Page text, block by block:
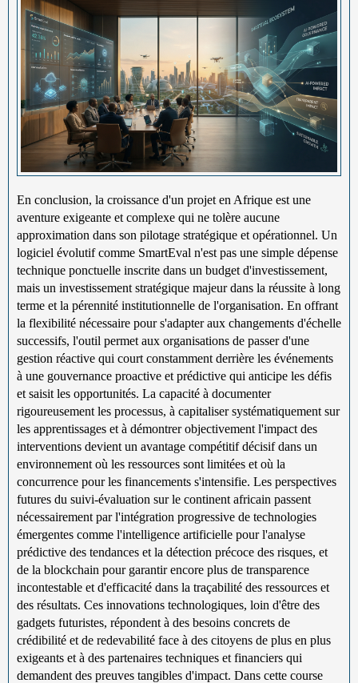
En conclusion, la croissance d'un projet en Afrique est une
aventure exigeante et complexe qui ne tolère aucune
approximation dans son pilotage stratégique et opérationnel. Un
logiciel évolutif comme SmartEval n'est pas une simple dépense
technique ponctuelle inscrite dans un budget d'investissement,
mais un investissement stratégique majeur dans la réussite à long
terme et la pérennité institutionnelle de l'organisation. En offrant
la flexibilité nécessaire pour s'adapter aux changements d'échelle
successifs, l'outil permet aux organisations de passer d'une
gestion réactive qui court constamment derrière les événements
à une gouvernance proactive et prédictive qui anticipe les défis
et saisit les opportunités. La capacité à documenter
rigoureusement les processus, à capitaliser systématiquement sur
les apprentissages et à démontrer objectivement l'impact des
interventions devient un avantage compétitif décisif dans un
environnement où les ressources sont limitées et où la
concurrence pour les financements s'intensifie. Les perspectives
futures du suivi-évaluation sur le continent africain passent
nécessairement par l'intégration progressive de technologies
émergentes comme l'intelligence artificielle pour l'analyse
prédictive des tendances et la détection précoce des risques, et
de la blockchain pour garantir encore plus de transparence
incontestable et d'efficacité dans la traçabilité des ressources et
des résultats. Ces innovations technologiques, loin d'être des
gadgets futuristes, répondent à des besoins concrets de
crédibilité et de redevabilité face à des citoyens de plus en plus
exigeants et à des partenaires techniques et financiers qui
demandent des preuves tangibles d'impact. Dans cette course